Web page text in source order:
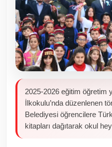
Resmi Reklamlar
2025-2026 eğitim öğretim
İlkokulu’nda düzenlenen
Belediyesi öğrencilere
kitapları dağıtarak okul